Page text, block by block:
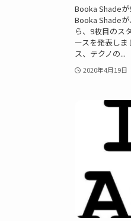
Booka Shade
Booka Shade
ら、9枚目のス
ースを発表し
ス、テクノの...
2020年4月19日